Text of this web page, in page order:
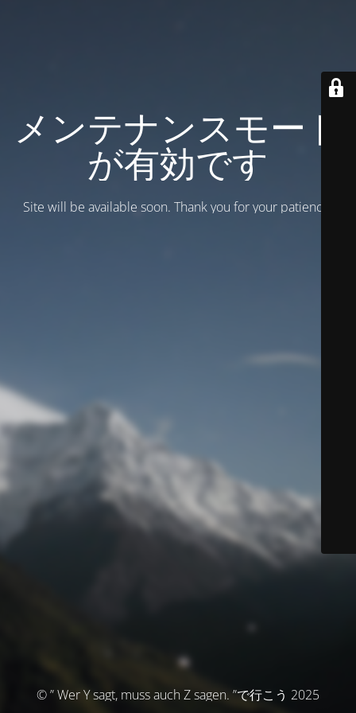
メンテナンスモード
が有効です
Site will be available soon. Thank you for your patience!
© ” Wer Y sagt, muss auch Z sagen. ”で行こう 2025